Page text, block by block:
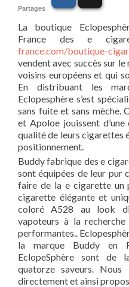
Partages
La boutique
France des e
france.com/boutique-
vendent avec succès sur
voisins européens et qui
En distribuant les
Eclopesphère s’est
sans fuite et sans mèche.
et Apoloe jouissent
qualité de leurs cigarettes
positionnement.
Buddy fabrique des e
sont équipées de leur pur
faire de la e cigarette un
cigarette élégante et
coloré A528 au look
vapoteurs à la
performantes..
la marque Buddy en
EclopeSphère sont de
quatorze saveurs.
directement et ainsi